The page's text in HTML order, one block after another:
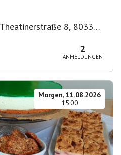
Theatinerstraße 8, 80333
2
ANMELDUNGEN
Morgen, 11.08.2026
15:00